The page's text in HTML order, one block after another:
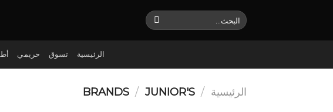
البحث
عن:
الرئيسية تسوق حريمي
الرئيسية /
BRANDS
/ JUNIOR'S